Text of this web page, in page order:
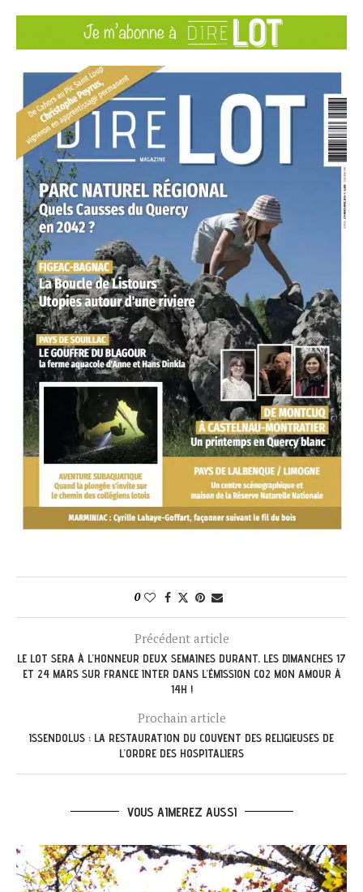
0
Précédent article
LE LOT SERA À L’HONNEUR DEUX SEMAINES DURANT, LES DIMANCHES 17
ET 24 MARS SUR FRANCE INTER DANS L’ÉMISSION CO2 MON AMOUR À
14H !
Prochain article
ISSENDOLUS : LA RESTAURATION DU COUVENT DES RELIGIEUSES DE
L’ORDRE DES HOSPITALIERS
VOUS AIMEREZ AUSSI